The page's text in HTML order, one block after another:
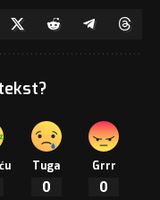
Tuga
0
Grrr
0